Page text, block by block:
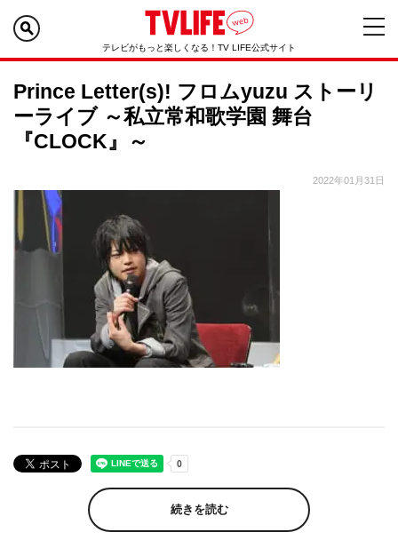
テレビがもっと楽しくなる！TV LIFE公式サイト
Prince Letter(s)! フロムyuzu ストーリ
ーライブ ～私立常和歌学園 舞台
『CLOCK』～
2022年01月31日
続きを読む